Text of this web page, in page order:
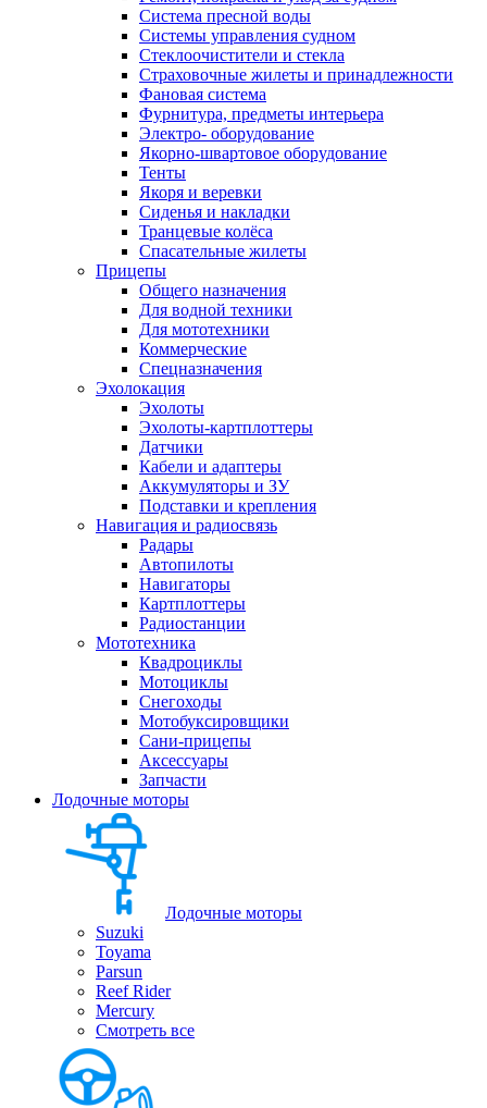
Система пресной воды
Системы управления судном
Стеклоочистители и стекла
Страховочные жилеты и принадлежности
Фановая система
Фурнитура, предметы интерьера
Электро- оборудование
Якорно-швартовое оборудование
Тенты
Якоря и веревки
Сиденья и накладки
Транцевые колёса
Спасательные жилеты
Прицепы
Общего назначения
Для водной техники
Для мототехники
Коммерческие
Спецназначения
Эхолокация
Эхолоты
Эхолоты-картплоттеры
Датчики
Кабели и адаптеры
Аккумуляторы и ЗУ
Подставки и крепления
Навигация и радиосвязь
Радары
Автопилоты
Навигаторы
Картплоттеры
Радиостанции
Мототехника
Квадроциклы
Мотоциклы
Снегоходы
Мотобуксировщики
Сани-прицепы
Аксессуары
Запчасти
Лодочные моторы
Лодочные моторы
Suzuki
Toyama
Parsun
Reef Rider
Mercury
Смотреть все